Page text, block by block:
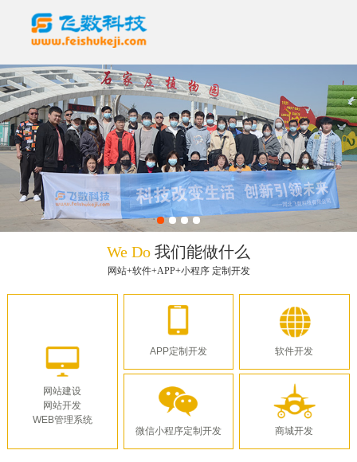
We Do 我们能做什么
网站+软件+APP+小程序 定制开发
网站建设
网站开发
WEB管理系统
APP定制开发
微信小程序定制开发
软件开发
商城开发